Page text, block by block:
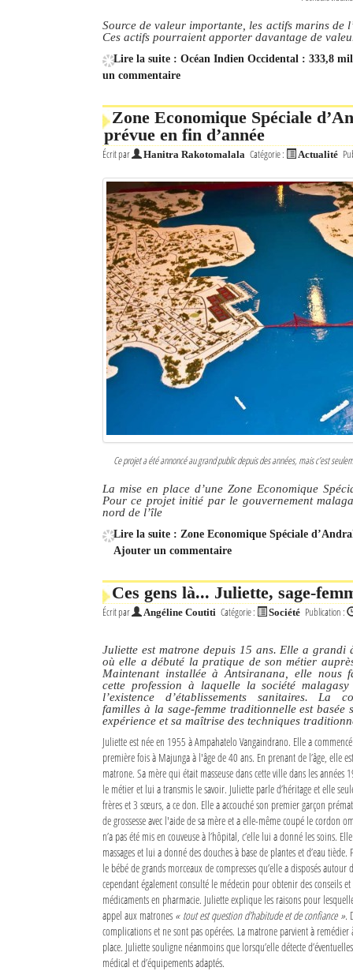
L'actualité du tourisme
Sites touristiques
Diego Suarez Pratique
Les Petites Annonces
La Tribune de Diego en PDF
Connexion
Identifiant oublié ?
Mot de passe oublié ?
Source de valeur importante, les actifs marins de
Ces actifs pourraient apporter davantage de
Lire la suite : Océan Indien Occidental : 333,8
un commentaire
Zone Economique Spéciale
prévue en fin d’année
Écrit par Hanitra Rakotomalala Catégorie : Actualité
Ce projet a été annoncé au grand public depuis des années, mais c’est
La mise en place d’une Zone Economique
Pour ce projet initié par le gouvernement
nord de l’île
Lire la suite : Zone Economique Spéciale
Ajouter un commentaire
Ces gens là... Juliette, sage-
Écrit par Angéline Coutiti Catégorie : Société Publication :
Juliette est matrone depuis 15 ans. Elle a grandi
où elle a débuté la pratique de son métier
Maintenant installée à Antsiranana, elle nous
cette profession à laquelle la société
l’existence d’établissements sanitaires. La
familles à la sage-femme traditionnelle est basée
expérience et sa maîtrise des techniques
Juliette est née en 1955 à Ampahatelo Vangaindrano. Elle a
première fois à Majunga à l'âge de 40 ans. En prenant de l’âge, elle
matrone. Sa mère qui était masseuse dans cette ville dans les années
le métier et lui a transmis le savoir. Juliette parle d’héritage et elle
frères et 3 sœurs, a ce don. Elle a accouché son premier garçon
de grossesse avec l'aide de sa mère et a elle-même coupé le cordon
n’a pas été mis en couveuse à l’hôpital, c’elle lui a donné les soins.
massages et lui a donné des douches à base de plantes et d’eau tiède.
le bébé de grands morceaux de compresses qu’elle a disposés autour
cependant également consulté le médecin pour obtenir des conseils et
médicaments en pharmacie. Juliette explique les raisons pour
appel aux matrones « tout est question d’habitude et de confiance ».
complications et ne sont pas opérées. La matrone parvient à
place. Juliette souligne néanmoins que lorsqu’elle détecte
médical et d’équipements adaptés.